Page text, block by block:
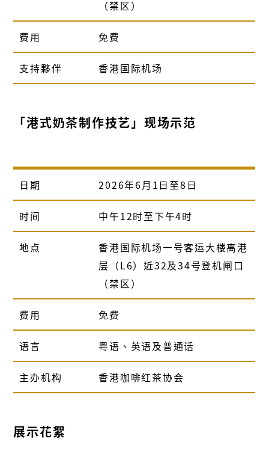
（禁区）
费用 免费
支持夥伴 香港国际机场
「港式奶茶制作技艺」现场示范
日期 2026年6月1日至8日
时间 中午12时至下午4时
地点
香港国际机场一号客运大楼离港
层（L6）近32及34号登机闸口
（禁区）
费用 免费
语言 粤语、英语及普通话
主办机构 香港咖啡红茶协会
展示花絮